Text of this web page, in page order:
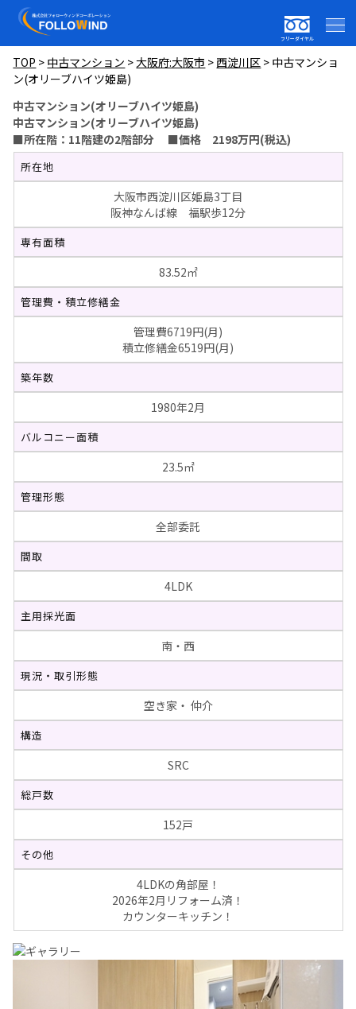
フリーダイヤル
TOP > 中古マンション >大阪府:大阪市 > 西淀川区 > 中古マンショ
ン(オリーブハイツ姫島)
中古マンション(オリーブハイツ姫島)
中古マンション(オリーブハイツ姫島)
■所在階：11階建の2階部分 ■価格 2198万円(税込)
所在地
大阪市西淀川区姫島3丁目
阪神なんば線 福駅歩12分
専有面積
83.52㎡
管理費・積立修繕金
管理費6719円(月)
積立修繕金6519円(月)
築年数
1980年2月
バルコニー面積
23.5㎡
管理形態
全部委託
間取
4LDK
主用採光面
南・西
現況・取引形態
空き家・ 仲介
構造
SRC
総戸数
152戸
その他
4LDKの角部屋！
2026年2月リフォーム済！
カウンターキッチン！